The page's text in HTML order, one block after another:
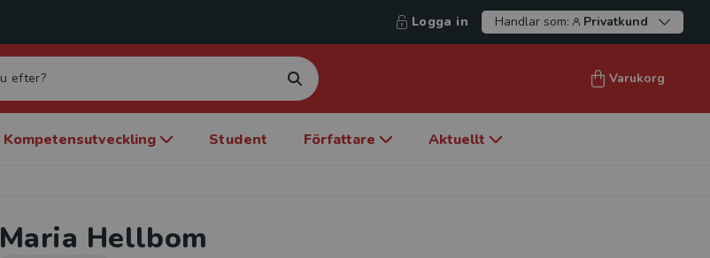
Logga in Handlar som: Privatkund
Varukorg
Kompetensutveckling Student Författare Aktuellt
Maria Hellbom